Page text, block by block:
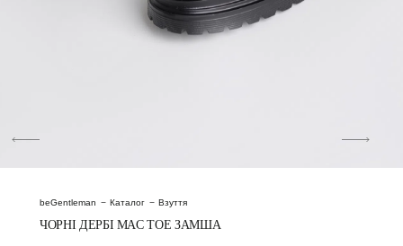
beGentleman Каталог Взуття
ЧОРНІ ДЕРБІ MAC TOE ЗАМША